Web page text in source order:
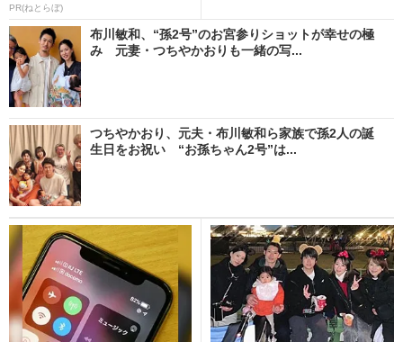
PR(ねとらぼ)
布川敏和、“孫2号”のお宮参りショットが幸せの極
み 元妻・つちやかおりも一緒の写...
つちやかおり、元夫・布川敏和ら家族で孫2人の誕
生日をお祝い “お孫ちゃん2号”は...